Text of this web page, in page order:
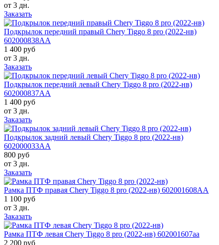
от 3 дн.
Заказать
Подкрылок передний правый Chery Tiggo 8 pro (2022-нв)
602000838AA
1 400 руб
от 3 дн.
Заказать
Подкрылок передний левый Chery Tiggo 8 pro (2022-нв)
602000837AA
1 400 руб
от 3 дн.
Заказать
Подкрылок задний левый Chery Tiggo 8 pro (2022-нв)
602000033AA
800 руб
от 3 дн.
Заказать
Рамка ПТФ правая Chery Tiggo 8 pro (2022-нв) 602001608AA
1 100 руб
от 3 дн.
Заказать
Рамка ПТФ левая Chery Tiggo 8 pro (2022-нв) 602001607aa
2 200 руб